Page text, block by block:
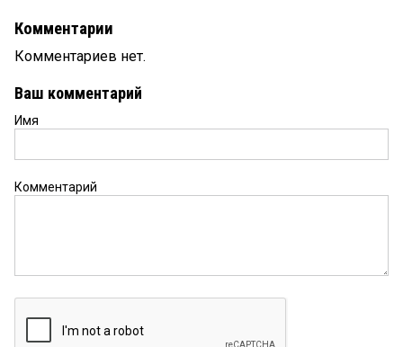
Комментарии
Комментариев нет.
Ваш комментарий
Имя
Комментарий